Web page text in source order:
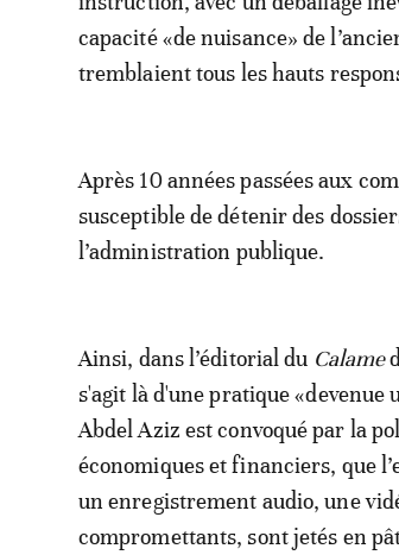
capacité «de nuisance» de
tremblaient tous les hauts
Après 10 années passées aux
susceptible de détenir des
l’administration publique.
Ainsi, dans l’éditorial du Calame
s'agit là d'une pratique «devenue
Abdel Aziz est convoqué par la
économiques et financiers, que
un enregistrement audio, une
compromettants, sont jetés en